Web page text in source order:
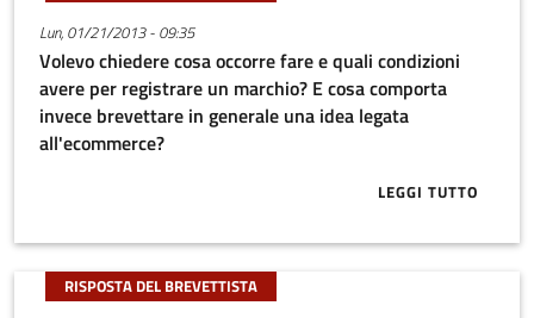
Lun, 01/21/2013 - 09:35
Volevo chiedere cosa occorre fare e quali condizioni
avere per registrare un marchio? E cosa comporta
invece brevettare in generale una idea legata
all'ecommerce?
LEGGI TUTTO
ABOUT
RISPOSTA DEL BREVETTISTA